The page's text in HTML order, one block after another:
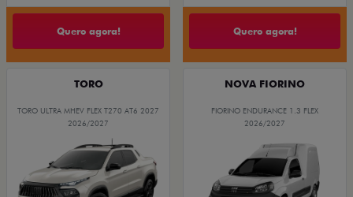
Quero agora! Quero agora!
TORO
TORO ULTRA MHEV FLEX T270 AT6 2027
2026/2027
NOVA FIORINO
FIORINO ENDURANCE 1.3 FLEX
2026/2027